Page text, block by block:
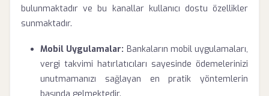
bulunmaktadır ve bu kanallar kullanıcı dostu özellikler
sunmaktadır.
Mobil Uygulamalar: Bankaların mobil uygulamaları,
vergi takvimi hatırlatıcıları sayesinde ödemelerinizi
unutmamanızı sağlayan en pratik yöntemlerin